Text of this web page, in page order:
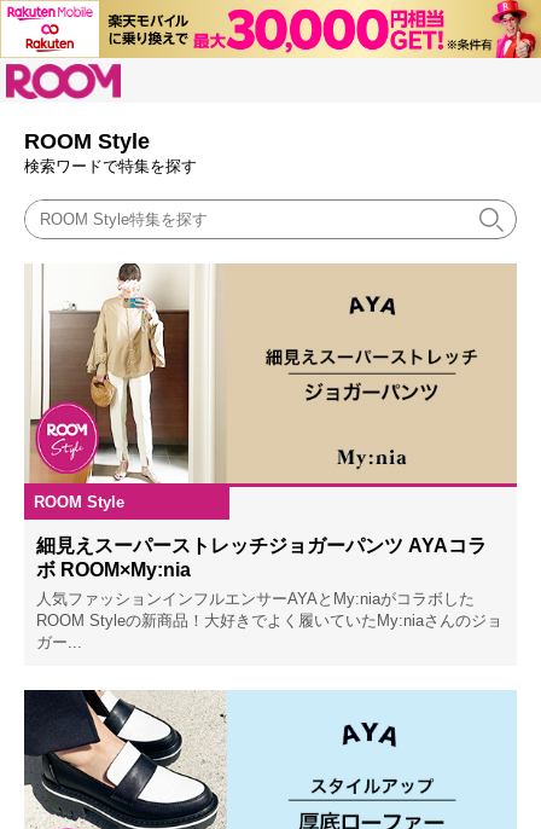
ROOM Style
検索ワードで特集を探す
ROOM Style
細見えスーパーストレッチジョガーパンツ AYAコラ
ボ ROOM×My:nia
人気ファッションインフルエンサーAYAとMy:niaがコラボした
ROOM Styleの新商品！大好きでよく履いていたMy:niaさんのジョ
ガー...